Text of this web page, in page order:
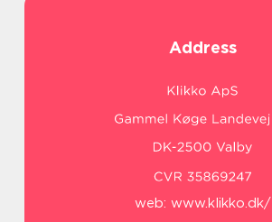
Address
web: www.klikko.dk/